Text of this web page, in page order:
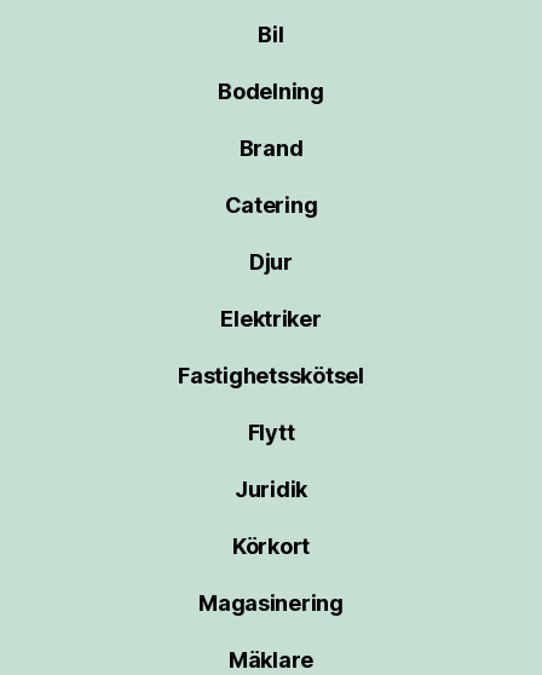
Bil
Bodelning
Brand
Catering
Djur
Elektriker
Fastighetsskötsel
Flytt
Juridik
Körkort
Magasinering
Mäklare